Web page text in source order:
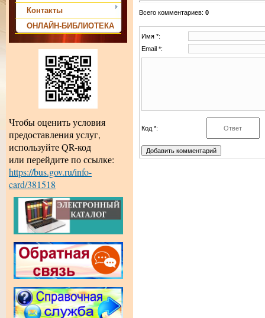
Контакты
ОНЛАЙН-БИБЛИОТЕКА
Чтобы оценить условия
предоставления услуг,
используйте QR-код
или перейдите по ссылке:
https://bus.gov.ru/info-
card/381518
Всего комментариев: 0
Имя *:
Email *:
Код *: